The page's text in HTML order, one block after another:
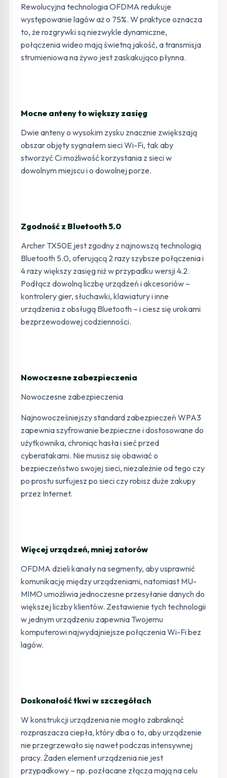
Rewolucyjna technologia OFDMA redukuje
występowanie lagów aż o 75%. W praktyce oznacza
to, że rozgrywki są niezwykle dynamiczne,
połączenia wideo mają świetną jakość, a transmisja
strumieniowa na żywo jest zaskakująco płynna.
Mocne anteny to większy zasięg
Dwie anteny o wysokim zysku znacznie zwiększają
obszar objęty sygnałem sieci Wi-Fi, tak aby
stworzyć Ci możliwość korzystania z sieci w
dowolnym miejscu i o dowolnej porze.
Zgodność z Bluetooth 5.0
Archer TX50E jest zgodny z najnowszą technologią
Bluetooth 5.0, oferującą 2 razy szybsze połączenia i
4 razy większy zasięg niż w przypadku wersji 4.2.
Podłącz dowolną liczbę urządzeń i akcesoriów –
kontrolery gier, słuchawki, klawiatury i inne
urządzenia z obsługą Bluetooth – i ciesz się urokami
bezprzewodowej codzienności.
Nowoczesne zabezpieczenia
Nowoczesne zabezpieczenia
Najnowocześniejszy standard zabezpieczeń WPA3
zapewnia szyfrowanie bezpieczne i dostosowane do
użytkownika, chroniąc hasła i sieć przed
cyberatakami. Nie musisz się obawiać o
bezpieczeństwo swojej sieci, niezależnie od tego czy
po prostu surfujesz po sieci czy robisz duże zakupy
przez Internet.
Więcej urządzeń, mniej zatorów
OFDMA dzieli kanały na segmenty, aby usprawnić
komunikację między urządzeniami, natomiast MU-
MIMO umożliwia jednoczesne przesyłanie danych do
większej liczby klientów. Zestawienie tych technologii
w jednym urządzeniu zapewnia Twojemu
komputerowi najwydajniejsze połączenia Wi-Fi bez
lagów.
Doskonałość tkwi w szczegółach
W konstrukcji urządzenia nie mogło zabraknąć
rozpraszacza ciepła, który dba o to, aby urządzenie
nie przegrzewało się nawet podczas intensywnej
pracy. Żaden element urządzenia nie jest
przypadkowy – np. pozłacane złącza mają na celu